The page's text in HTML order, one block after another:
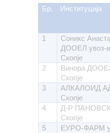
Бр. Институција
1
Соникс
ДООЕЛ увоз-
Скопје
2
Винора
Скопје
3
АЛКАЛОИД
Скопје
4
Д-Р
Скопје
5
ЕУРО-ФАРМ